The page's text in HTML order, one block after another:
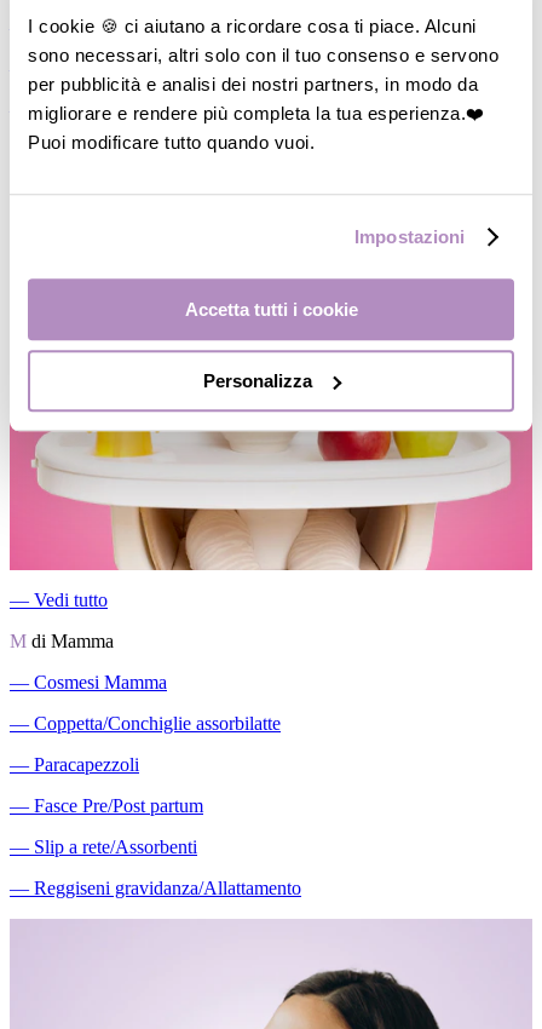
I cookie 🍪 ci aiutano a ricordare cosa ti piace. Alcuni
sono necessari, altri solo con il tuo consenso e servono
per pubblicità e analisi dei nostri partners, in modo da
migliorare e rendere più completa la tua esperienza.❤️
Puoi modificare tutto quando vuoi.
Impostazioni
Accetta tutti i cookie
Personalizza
Thermos
―Accessori
―Occhiali da Sole
― Vedi tutto
M di Mamma
― Cosmesi Mamma
― Coppetta/Conchiglie assorbilatte
― Paracapezzoli
― Fasce Pre/Post partum
― Slip a rete/Assorbenti
― Reggiseni gravidanza/Allattamento